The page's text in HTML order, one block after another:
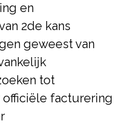
en
2de kans
geweest van
tot
facturering